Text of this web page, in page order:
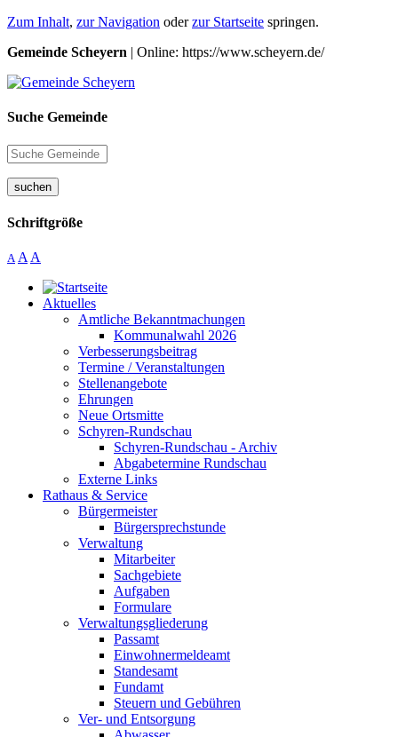
Zum Inhalt, zur Navigation oderzur Startseite springen.
Gemeinde Scheyern | Online: https://www.scheyern.de/
Suche Gemeinde
suchen
Schriftgröße
A A A
Aktuelles
Amtliche Bekanntmachungen
Kommunalwahl 2026
Verbesserungsbeitrag
Termine / Veranstaltungen
Stellenangebote
Ehrungen
Neue Ortsmitte
Schyren-Rundschau
Schyren-Rundschau - Archiv
Abgabetermine Rundschau
Externe Links
Rathaus & Service
Bürgermeister
Bürgersprechstunde
Verwaltung
Mitarbeiter
Sachgebiete
Aufgaben
Formulare
Verwaltungsgliederung
Passamt
Einwohnermeldeamt
Standesamt
Fundamt
Steuern und Gebühren
Ver- und Entsorgung